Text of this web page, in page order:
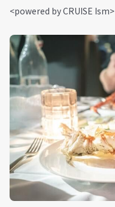
<powered by CRUISE Ism>